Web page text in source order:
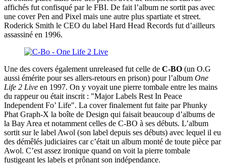
affichés fut confisqué par le FBI. De fait l’album ne sortit pas avec
une cover Pen and Pixel mais une autre plus spartiate et street.
Roderick Smith le CEO du label Hard Head Records fut d’ailleurs
assassiné en 1996.
Une des covers également unreleased fut celle de C-BO (un O.G
aussi émérite pour ses allers-retours en prison) pour l’album One
Life 2 Live en 1997. On y voyait une pierre tombale entre les mains
du rappeur ou était inscrit : "Major Labels Rest In Peace
Independent Fo’ Life". La cover finalement fut faite par Phunky
Phat Graph-X la boîte de Design qui faisait beaucoup d’albums de
la Bay Area et notamment celles de C-BO à ses débuts. L’album
sortit sur le label Awol (son label depuis ses débuts) avec lequel il eu
des démêlés judiciaires car c’était un album monté de toute pièce par
Awol. C’est assez ironique quand on voit la pierre tombale
fustigeant les labels et prônant son indépendance.